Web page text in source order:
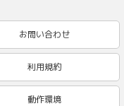
お問い合わせ
利用規約
動作環境